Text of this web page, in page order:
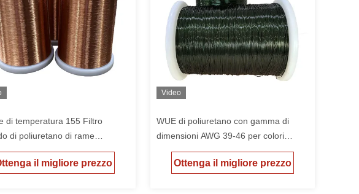
di temperatura 155 Filtro
di poliuretano di rame
UEWF per applicazioni
il migliore prezzo
Video
WUE di poliuretano con gamma di
dimensioni AWG 39-46 per colori
variabili con grado di temperatura
130°COttenga il migliore prezzo